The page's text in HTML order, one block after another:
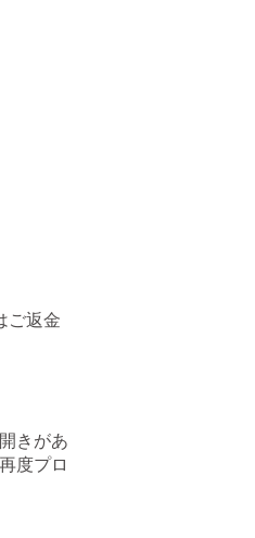
ご返金
きがあ
度プロ